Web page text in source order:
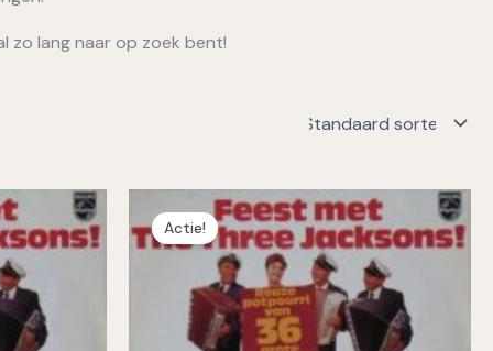
zo lang naar op zoek bent!
Actie!